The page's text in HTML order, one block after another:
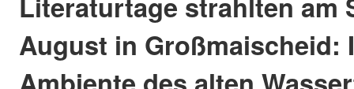
August in Großmaischeid: